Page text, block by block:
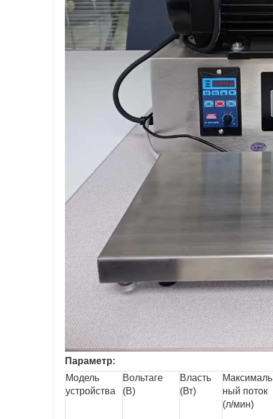
Параметр:
Модель
устройства
Вольтаге
(В)
Власть
(Вт)
Максималь
ный поток
(л/мин)